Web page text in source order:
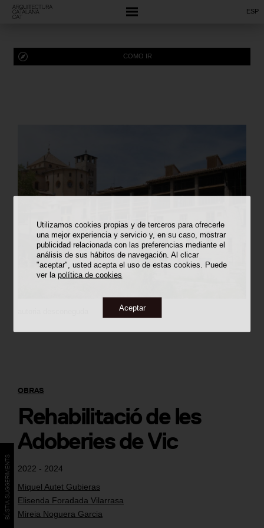
Utilizamos cookies propias y de terceros para ofrecerle
una mejor experiencia y servicio y, en su caso, mostrar
publicidad relacionada con las preferencias mediante el
análisis de sus hábitos de navegación. Al clicar
"aceptar", usted acepta el uso de estas cookies. Puede
ver lapolítica de cookies
Aceptar
ESP
2022 - 2024
Miquel Autet Gubieras
Elisenda Foradada Vilarrasa
Mireia Noguera Garcia
OBRAS
Rehabilitació de les
Adoberies de Vic
COMO IR
BÚSTIA SUGGERIMENTS